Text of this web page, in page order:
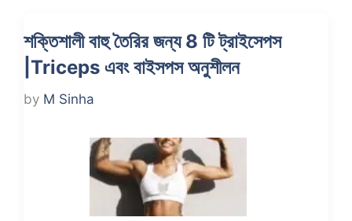
শক্তিশালী বাহু তৈরির জন্য 8 টি ট্রাইসেপস
|Triceps এবং বাইসপস অনুশীলন
by M Sinha